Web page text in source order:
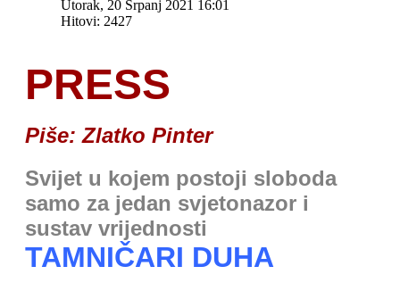
Utorak, 20 Srpanj 2021 16:01
Hitovi: 2427
PRESS
Piše: Zlatko Pinter
Svijet u kojem postoji sloboda
samo za jedan svjetonazor i
sustav vrijednosti
TAMNIČARI DUHA